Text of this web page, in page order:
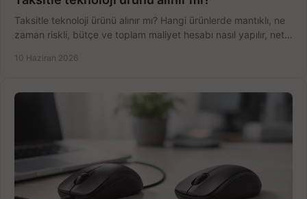
Taksitle teknoloji ürünü alınır mı? Hangi ürünlerde mantıklı, ne
zaman riskli, bütçe ve toplam maliyet hesabı nasıl yapılır, net
10 Haziran 2026